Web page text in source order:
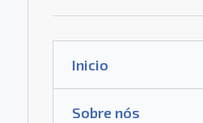
Inicio
Sobre nós